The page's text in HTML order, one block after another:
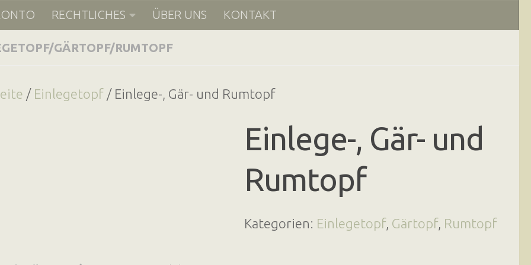
H O P
RECHTLICHES ÜBER UNS KONTAKT
/GÄRTOPF/RUMTOPF
/ Einlegetopf / Einlege-, Gär- und Rumtopf
Einlege-, Gär- und
Rumtopf
Kategorien: Einlegetopf, Gärtopf, Rumtopf